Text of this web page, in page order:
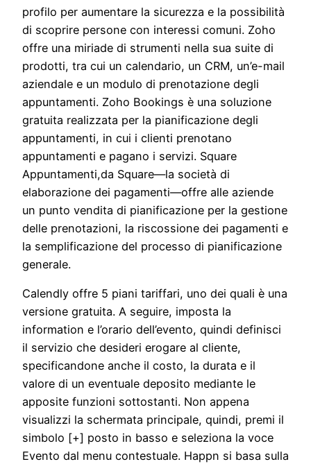
profilo per aumentare la sicurezza e la possibilità
di scoprire persone con interessi comuni. Zoho
offre una miriade di strumenti nella sua suite di
prodotti, tra cui un calendario, un CRM, un’e-mail
aziendale e un modulo di prenotazione degli
appuntamenti. Zoho Bookings è una soluzione
gratuita realizzata per la pianificazione degli
appuntamenti, in cui i clienti prenotano
appuntamenti e pagano i servizi. Square
Appuntamenti,da Square—la società di
elaborazione dei pagamenti—offre alle aziende
un punto vendita di pianificazione per la gestione
delle prenotazioni, la riscossione dei pagamenti e
la semplificazione del processo di pianificazione
generale.
Calendly offre 5 piani tariffari, uno dei quali è una
versione gratuita. A seguire, imposta la
information e l’orario dell’evento, quindi definisci
il servizio che desideri erogare al cliente,
specificandone anche il costo, la durata e il
valore di un eventuale deposito mediante le
apposite funzioni sottostanti. Non appena
visualizzi la schermata principale, quindi, premi il
simbolo [+] posto in basso e seleziona la voce
Evento dal menu contestuale. Happn si basa sulla